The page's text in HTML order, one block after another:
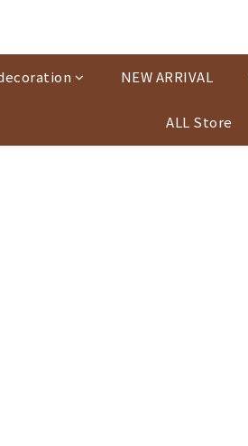
NEW ARRIVAL
ALL Store